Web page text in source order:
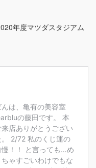
年度マツダスタジアム